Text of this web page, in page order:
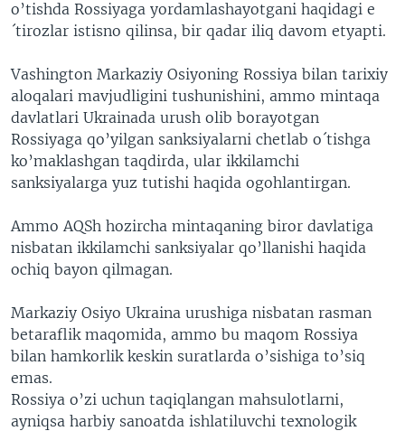
o’tishda Rossiyaga yordamlashayotgani haqidagi e
´tirozlar istisno qilinsa, bir qadar iliq davom etyapti.
Vashington Markaziy Osiyoning Rossiya bilan tarixiy
aloqalari mavjudligini tushunishini, ammo mintaqa
davlatlari Ukrainada urush olib borayotgan
Rossiyaga qo’yilgan sanksiyalarni chetlab o´tishga
ko’maklashgan taqdirda, ular ikkilamchi
sanksiyalarga yuz tutishi haqida ogohlantirgan.
Ammo AQSh hozircha mintaqaning biror davlatiga
nisbatan ikkilamchi sanksiyalar qo’llanishi haqida
ochiq bayon qilmagan.
Markaziy Osiyo Ukraina urushiga nisbatan rasman
betaraflik maqomida, ammo bu maqom Rossiya
bilan hamkorlik keskin suratlarda o’sishiga to’siq
emas.
Rossiya o’zi uchun taqiqlangan mahsulotlarni,
ayniqsa harbiy sanoatda ishlatiluvchi texnologik